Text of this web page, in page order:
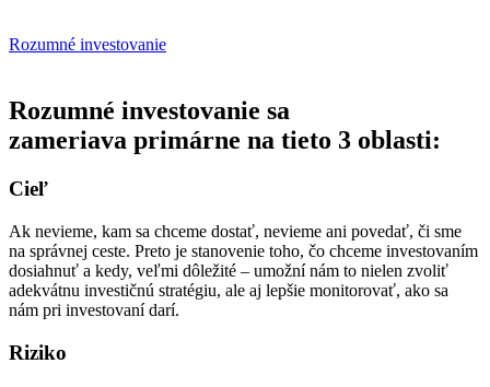
Rozumné investovanie
Rozumné investovanie sa
zameriava primárne na tieto 3 oblasti:
Cieľ
Ak nevieme, kam sa chceme dostať, nevieme ani povedať, či sme
na správnej ceste. Preto je stanovenie toho, čo chceme investovaním
dosiahnuť a kedy, veľmi dôležité – umožní nám to nielen zvoliť
adekvátnu investičnú stratégiu, ale aj lepšie monitorovať, ako sa
nám pri investovaní darí.
Riziko